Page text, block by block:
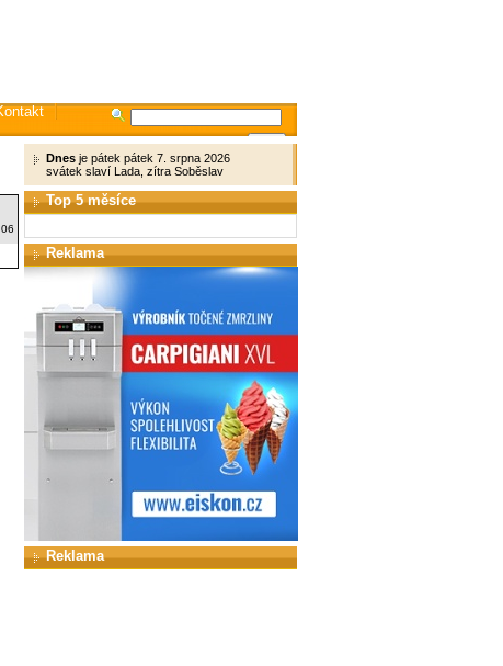
Dnesje pátek pátek 7. srpna 2026
svátek slaví Lada, zítra Soběslav
Top 5 měsíce
Reklama
Reklama